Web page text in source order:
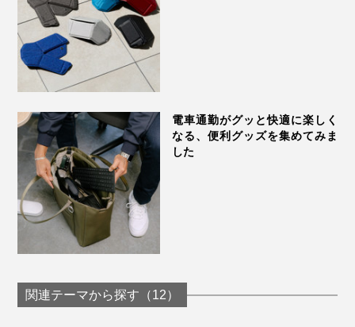
付属のストラップは、肌への当りがやさしい、100％リ
サイクル素材のポリエステル地。
しっとりした手触りの本革製ホルダーと、太めのポリエ
『Orbitkey IDカードホルダー・プロ』があれば、あなた
ムーズに。
ジムへ入ってから出るまで、カードを使う場面でも、流
れるようにスムーズに動けます。
これまで、ビニル製のカードケースを持ち歩いていた時
は、大きなスポーツバッグのなかに紛れたり、カードを
取り違えたり、タッチキーの前でしょっちゅうモタつい
ていたのですが、このカードホルダーに替えてからは、
スイスイ歩ける。
電車通勤がグッと快適に楽しく
なる、便利グッズを集めてみま
した
関連テーマから探す（12）